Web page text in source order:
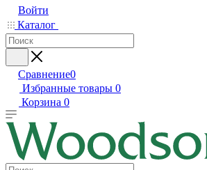
Войти
Каталог
Сравнение0
Избранные товары 0
Корзина 0